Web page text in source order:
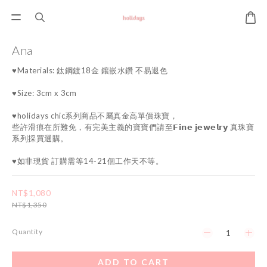
Ana
♥Materials: 鈦鋼鍍18金 鑲嵌水鑽 不易退色
♥Size: 3cm x 3cm
♥holidays chic系列商品不屬真金高單價珠寶，
些許滑痕在所難免，有完美主義的寶寶們請至𝗙𝗶𝗻𝗲 𝗷𝗲𝘄𝗲𝗹𝗿𝘆 真珠寶
系列採買選購。
♥如非現貨 訂購需等14-21個工作天不等。
NT$1,080
NT$1,350
Quantity
ADD TO CART